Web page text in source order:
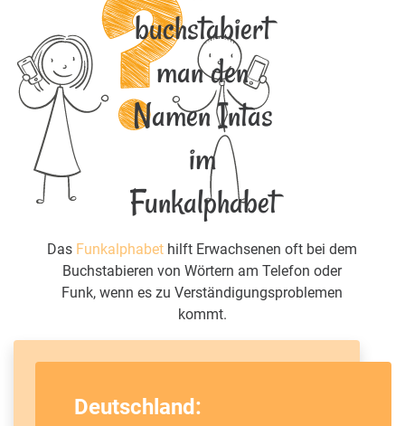
buchstabiert
man den
Namen Intas
im
Funkalphabet
Das Funkalphabet hilft Erwachsenen oft bei dem
Buchstabieren von Wörtern am Telefon oder
Funk, wenn es zu Verständigungsproblemen
kommt.
Deutschland: